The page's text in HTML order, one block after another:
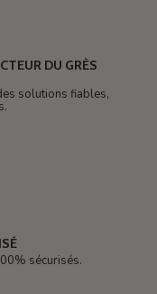
DU GRÈS
solutions fiables,
sécurisés.